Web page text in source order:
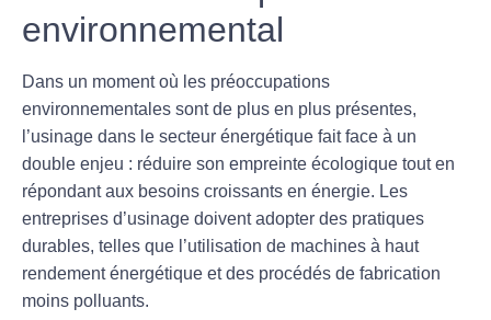
environnemental
Dans un moment où les préoccupations
environnementales sont de plus en plus présentes,
l’usinage dans le secteur énergétique fait face à un
double enjeu : réduire son empreinte écologique tout en
répondant aux besoins croissants en énergie. Les
entreprises d’usinage doivent adopter des pratiques
durables, telles que l’utilisation de machines à haut
rendement énergétique et des procédés de fabrication
moins polluants.